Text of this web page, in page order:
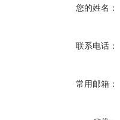
您的姓名：
联系电话：
常用邮箱：